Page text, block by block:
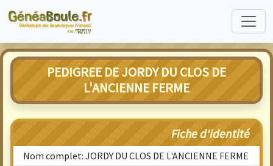
PEDIGREE DE JORDY DU CLOS DE
L'ANCIENNE FERME
Fiche d'identité
Nom complet: JORDY DU CLOS DE L'ANCIENNE FERME